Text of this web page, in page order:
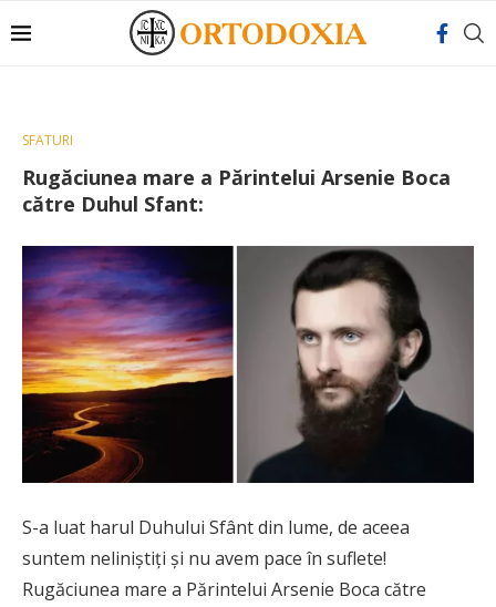
SFATURI
Rugăciunea mare a Părintelui Arsenie Boca
către Duhul Sfant:
S-a luat harul Duhului Sfânt din lume, de aceea
suntem neliniştiţi şi nu avem pace în suflete!
Rugăciunea mare a Părintelui Arsenie Boca către